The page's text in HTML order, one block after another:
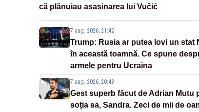
că plănuiau asasinarea lui Vučić
7 aug. 2026, 21:42
Trump: Rusia ar putea lovi un stat
în această toamnă. Ce spune
armele pentru Ucraina
7 aug. 2026, 20:43
Gest superb făcut de Adrian Mutu
soția sa, Sandra. Zeci de mii de